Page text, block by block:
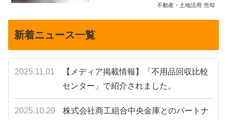
不動産・土地活用 売却
新着ニュース一覧
2025.11.01
【メディア掲載情報】「不用品回収比較
センター」で紹介されました。
2025.10.29
株式会社商工組合中央金庫とのパートナ